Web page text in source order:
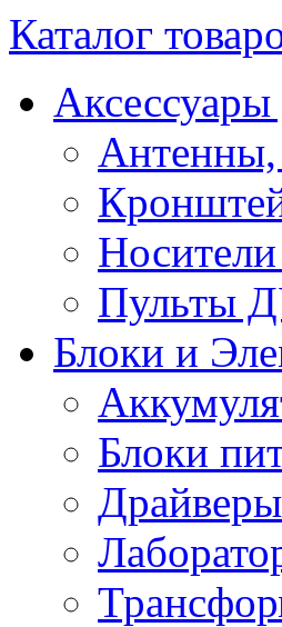
Каталог
Антенны,
Пульты
Блоки и
Блоки